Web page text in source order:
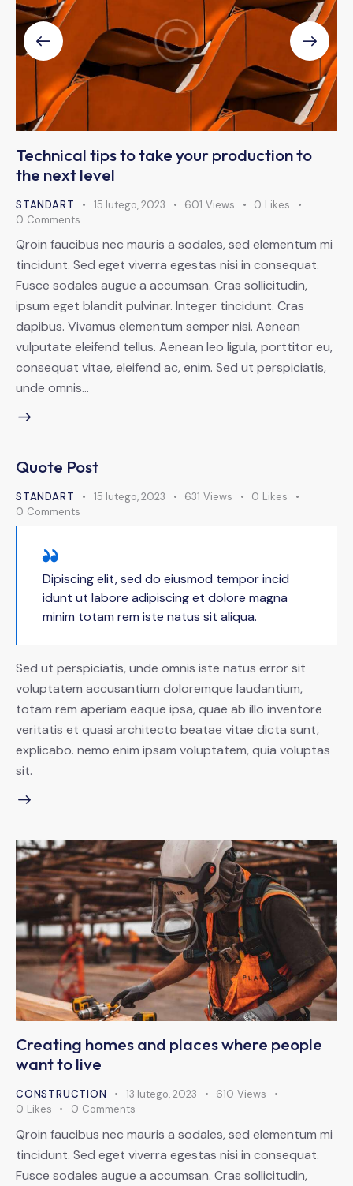
Technical tips to take your production to
the next level
STANDART 15 lutego, 2023 601 Views 0 Likes
0 Comments
Qroin faucibus nec mauris a sodales, sed elementum mi
tincidunt. Sed eget viverra egestas nisi in consequat.
Fusce sodales augue a accumsan. Cras sollicitudin,
ipsum eget blandit pulvinar. Integer tincidunt. Cras
dapibus. Vivamus elementum semper nisi. Aenean
vulputate eleifend tellus. Aenean leo ligula, porttitor eu,
consequat vitae, eleifend ac, enim. Sed ut perspiciatis,
unde omnis…
Quote Post
STANDART 15 lutego, 2023 631 Views 0 Likes
0 Comments
Dipiscing elit, sed do eiusmod tempor incid
idunt ut labore adipiscing et dolore magna
minim totam rem iste natus sit aliqua.
Sed ut perspiciatis, unde omnis iste natus error sit
voluptatem accusantium doloremque laudantium,
totam rem aperiam eaque ipsa, quae ab illo inventore
veritatis et quasi architecto beatae vitae dicta sunt,
explicabo. nemo enim ipsam voluptatem, quia voluptas
sit.
Creating homes and places where people
want to live
CONSTRUCTION 13 lutego, 2023 610 Views
0 Likes 0 Comments
Qroin faucibus nec mauris a sodales, sed elementum mi
tincidunt. Sed eget viverra egestas nisi in consequat.
Fusce sodales augue a accumsan. Cras sollicitudin,